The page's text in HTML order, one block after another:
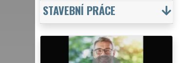
STAVEBNÍ PRÁCE